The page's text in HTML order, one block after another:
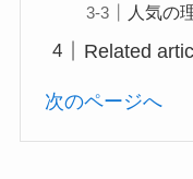
人気の
Related
次のページへ